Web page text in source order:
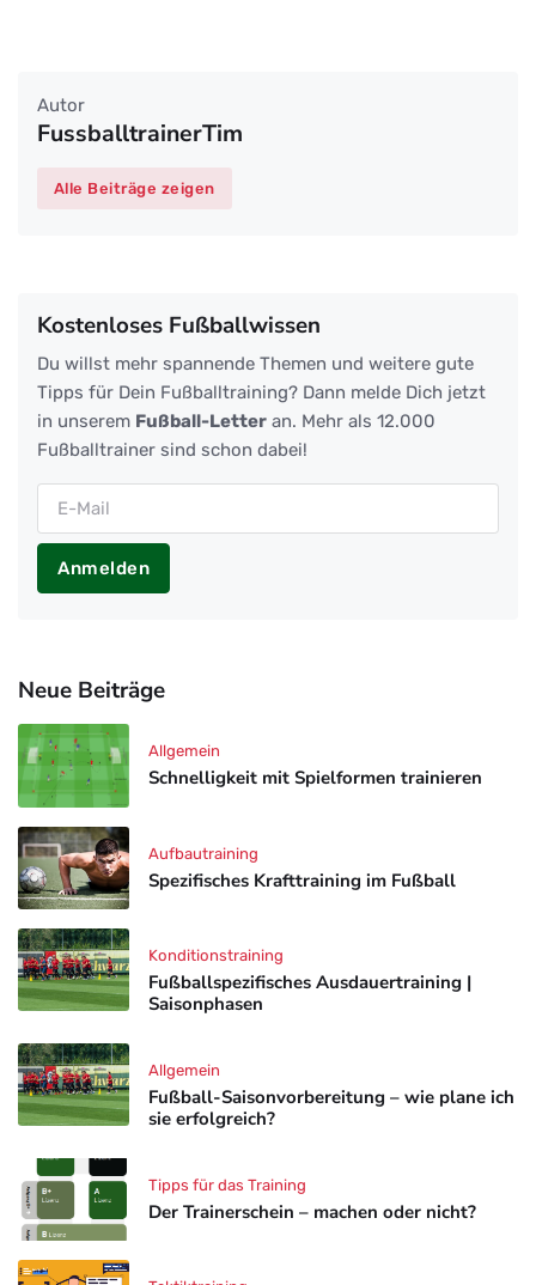
Autor
FussballtrainerTim
Alle Beiträge zeigen
Kostenloses Fußballwissen
Du willst mehr spannende Themen und weitere gute
Tipps für Dein Fußballtraining? Dann melde Dich jetzt
in unserem Fußball-Letter an. Mehr als 12.000
Fußballtrainer sind schon dabei!
Anmelden
Neue Beiträge
Schnelligkeit mit Spielformen trainieren
Allgemein
Spezifisches Krafttraining im Fußball
Aufbautraining
Fußballspezifisches Ausdauertraining |
Saisonphasen
Konditionstraining
Fußball-Saisonvorbereitung – wie plane ich
sie erfolgreich?
Allgemein
Der Trainerschein – machen oder nicht?
Tipps für das Training